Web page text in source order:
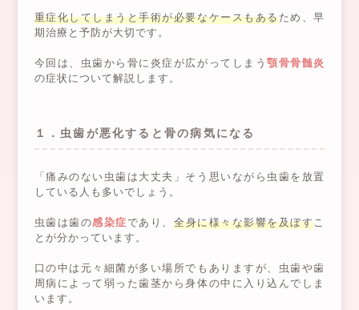
重症化してしまうと手術が必要なケースもあるため、早
期治療と予防が大切です。
今回は、虫歯から骨に炎症が広がってしまう顎骨骨髄炎
の症状について解説します。
１．虫歯が悪化すると骨の病気になる
「痛みのない虫歯は大丈夫」そう思いながら虫歯を放置
している人も多いでしょう。
虫歯は歯の感染症であり、 全身に様々な影響を及ぼすこ
とが分かっています。
口の中は元々細菌が多い場所でもありますが、虫歯や歯
周病によって弱った歯茎から身体の中に入り込んでしま
います。